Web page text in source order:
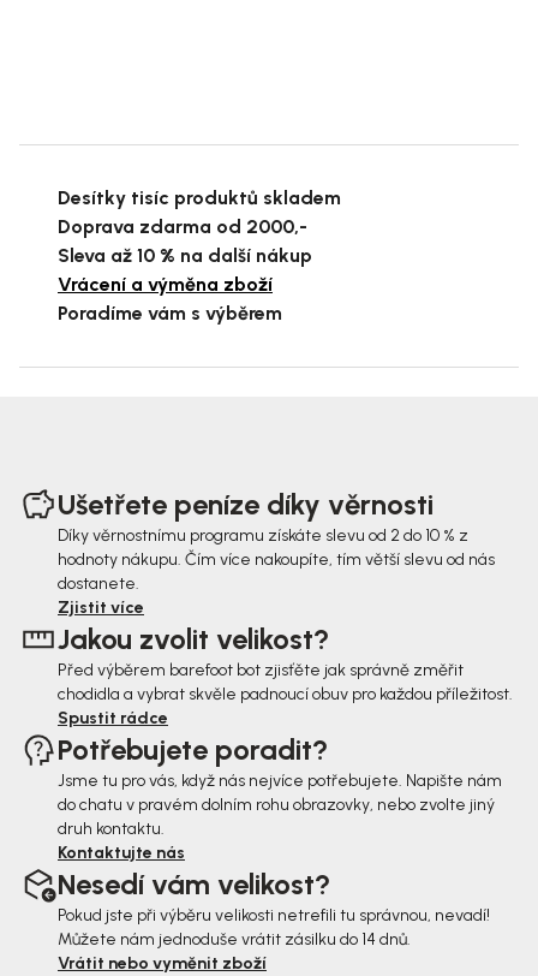
Desítky tisíc produktů skladem
Doprava zdarma od 2000,-
Sleva až 10 % na další nákup
Vrácení a výměna zboží
Poradíme vám s výběrem
Ušetřete peníze díky věrnosti
Díky věrnostnímu programu získáte slevu od 2 do 10 % z
hodnoty nákupu. Čím více nakoupíte, tím větší slevu od nás
dostanete.
Zjistit více
Jakou zvolit velikost?
Před výběrem barefoot bot zjisťěte jak správně změřit
chodidla a vybrat skvěle padnoucí obuv pro každou příležitost.
Spustit rádce
Potřebujete poradit?
Jsme tu pro vás, když nás nejvíce potřebujete. Napište nám
do chatu v pravém dolním rohu obrazovky, nebo zvolte jiný
druh kontaktu.
Kontaktujte nás
Nesedí vám velikost?
Pokud jste při výběru velikosti netrefili tu správnou, nevadí!
Můžete nám jednoduše vrátit zásilku do 14 dnů.
Vrátit nebo vyměnit zboží